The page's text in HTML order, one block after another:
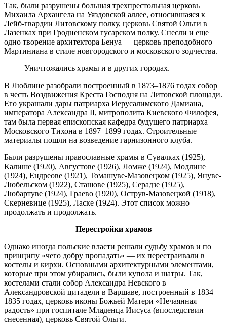
Так, были разрушены большая трехпрестольная церковь
Михаила Архангела на Уяздовской аллее, относившаяся к
Лейб-гвардии Литовскому полку, церковь Святой Ольги в
Лазенках при Гродненском гусарском полку. Снесли и еще
одно творение архитектора Бенуа — церковь преподобного
Мартиниана в стиле новгородского и московского зодчества.
Уничтожались храмы и в других городах.
В Люблине разобрали построенный в 1873–1876 годах собор
в честь Воздвижения Креста Господня на Литовской площади.
Его украшали дары патриарха Иерусалимского Дамиана,
императора Александра II, митрополита Киевского Филофея,
там была первая епископская кафедра будущего патриарха
Московского Тихона в 1897–1899 годах. Строительные
материалы пошли на возведение гарнизонного клуба.
Были разрушены православные храмы в Сувалках (1925),
Калише (1920), Августове (1926), Ломже (1924), Модлине
(1924), Ендреове (1921), Томашуве-Мазовецком (1925), Януве-
Любельском (1922), Сташове (1925), Серадзе (1925),
Любартуве (1924), Граево (1920), Острув-Мазовецкой (1918),
Скерневице (1925), Ласке (1924). Этот список можно
продолжать и продолжать.
Перестройки храмов
Однако иногда польские власти решали судьбу храмов и по
принципу «чего добру пропадать» — их перестраивали в
костелы и кирхи. Основными архитектурными элементами,
которые при этом убирались, были купола и шатры. Так,
костелами стали собор Александра Невского в
Александровской цитадели в Варшаве, построенный в 1834–
1835 годах, церковь иконы Божьей Матери «Нечаянная
радость» при госпитале Младенца Иисуса (впоследствии
снесенная), церковь Святой Ольги.